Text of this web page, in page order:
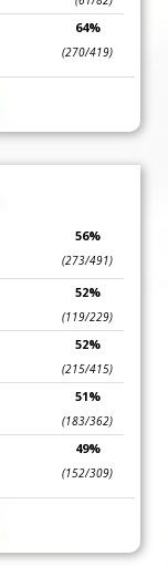
64%
(270/419)
56%
(273/491)
52%
(119/229)
52%
(215/415)
51%
(183/362)
49%
(152/309)